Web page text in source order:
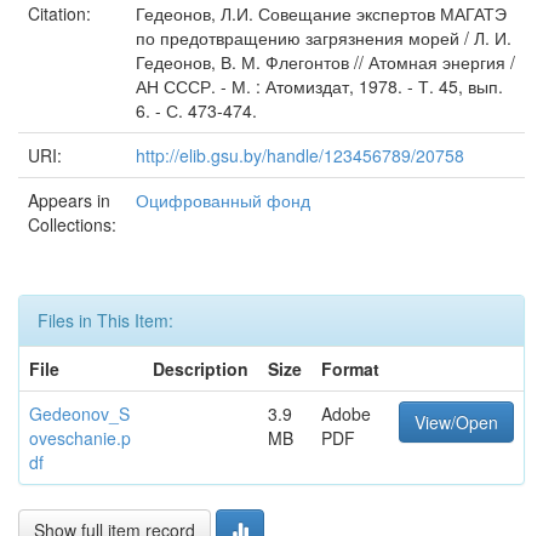
Citation:
Гедеонов, Л.И. Совещание экспертов МАГАТЭ
по предотвращению загрязнения морей / Л. И.
Гедеонов, В. М. Флегонтов // Атомная энергия /
АН СССР. - М. : Атомиздат, 1978. - Т. 45, вып.
6. - С. 473-474.
URI:
http://elib.gsu.by/handle/123456789/20758
Appears in
Collections:
Оцифрованный фонд
Files in This Item:
File
Description Size
Format
Gedeonov_S
oveschanie.p
df
3.9
MB
Adobe
PDF
View/Open
Show full item record